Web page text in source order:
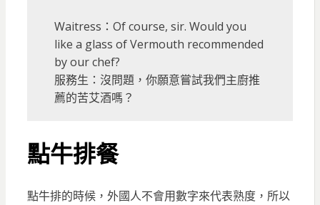
Waitress：Of course, sir. Would you
like a glass of Vermouth recommended
by our chef?
服務生：沒問題，你願意嘗試我們主廚推
薦的苦艾酒嗎？
點牛排餐
點牛排的時候，外國人不會用數字來代表熟度，所以